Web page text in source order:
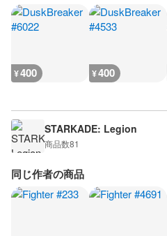
¥400 ¥400
STARKADE: Legion
商品数81
同じ作者の商品